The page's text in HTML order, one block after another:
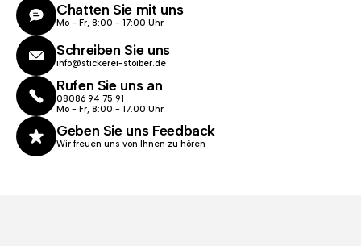
Chatten Sie mit uns
Mo - Fr, 8:00 - 17:00 Uhr
Schreiben Sie uns
info@stickerei-stoiber.de
Rufen Sie uns an
08086 94 75 91
Mo - Fr, 8:00 - 17.00 Uhr
Geben Sie uns Feedback
Wir freuen uns von Ihnen zu hören